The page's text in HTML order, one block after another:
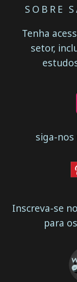
SOBRE
Tenha
setor,
siga-
Inscreva-se
para